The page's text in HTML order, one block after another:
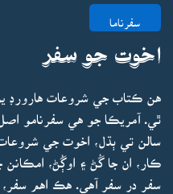
سفرناما
اخوت جو سفر
هن ڪتاب جي شروعات هارورڊ
ٿي. آمريڪا جو هي سفرنامو
سالن تي ٻڌل، اخوت جي
ڪار، ان جا گُڻ ۽ اوڳُڻ، امڪانن
سفر در سفر آهي. هڪ اهم سفر،